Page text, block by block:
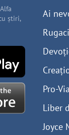
știri,
Ai
Pro-
Liber
Joyce